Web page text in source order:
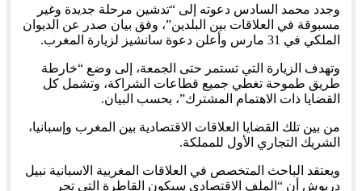
وجدد محمد السادس دعوته إلى “تدشين مرحلة جديدة وغير
مسبوقة في العلاقات بين البلدين”، وفق بيان صدر عن الديوان
الملكي في 31 مارس وأعلن دعوة سانشيز لزيارة المغرب.
وتهدف الزيارة التي تستمر حتى الجمعة، إلى وضع “خارطة
طريق طموحة تغطي جميع قطاعات الشراكة، وتشمل كل
القضايا ذات الاهتمام المشترك”، بحسب البيان.
من بين تلك القضايا العلاقات الاقتصادية بين المغرب وإسبانيا،
الشريك التجاري الأول للمملكة.
ويعتقد الباحث المتخصص في العلاقات المغربية الاسبانية نبيل
دريوش أن “الملف الاقتصادي سيكون القاطرة التي تجر